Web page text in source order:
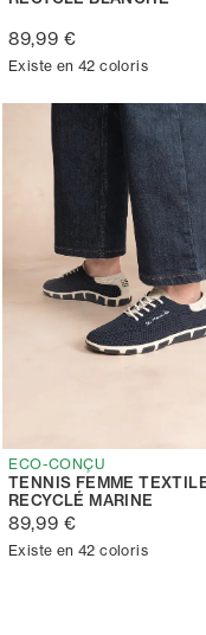
89,99 €
Existe en 42 coloris
ECO-CONÇU
TENNIS FEMME
RECYCLÉ MARINE
89,99 €
Existe en 42 coloris